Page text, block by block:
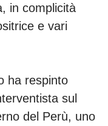
in complicità
e vari
ha respinto
sul
del Perù, uno